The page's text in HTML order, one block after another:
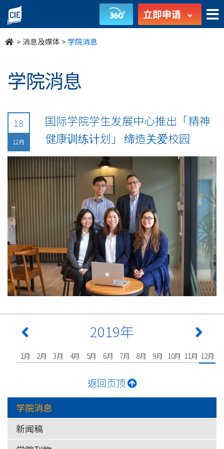
undefined 立即申请
>消息及媒体 >学院消息
学院消息
18
12月
国际学院学生发展中心推出「精神
健康训练计划」 缔造关爱校园
2019年
1月 2月 3月 4月 5月 6月 7月 8月 9月 10月 11月 12月
返回页顶
学院消息
新闻稿